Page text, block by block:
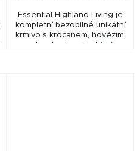
Essential Highland Living je
kompletní bezobilné unikátní
krmivo s krocanem, hovězím,